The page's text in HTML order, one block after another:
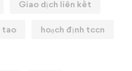
Giao dịch liên kết
tao hoạch định tccn